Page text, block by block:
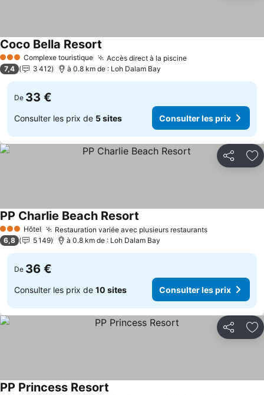
3 ÉtoilesComplexe touristique Accès direct à la piscine
Coco Bella Resort
7,4 3 412 à 0.8 km de : Loh Dalam Bay
De 33 €
Consulter les prix de 5 sites Consulter les prix
Partager
3 ÉtoilesHôtel Restauration variée avec plusieurs restaurants
PP Charlie Beach Resort
6,8 5 149 à 0.8 km de : Loh Dalam Bay
De 36 €
Consulter les prix de 10 sites Consulter les prix
Partager
PP Princess Resort